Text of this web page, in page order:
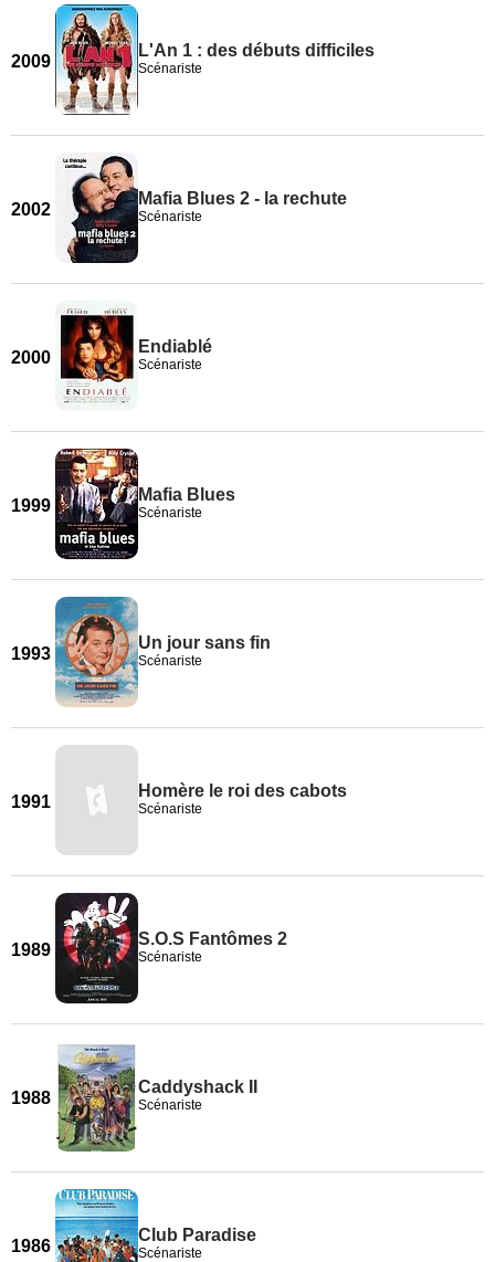
2009
L'An 1 : des débuts difficiles
Scénariste
2002
Mafia Blues 2 - la rechute
Scénariste
2000
Endiablé
Scénariste
1999
Mafia Blues
Scénariste
1993
Un jour sans fin
Scénariste
1991
Homère le roi des cabots
Scénariste
1989
S.O.S Fantômes 2
Scénariste
1988
Caddyshack II
Scénariste
1986
Club Paradise
Scénariste